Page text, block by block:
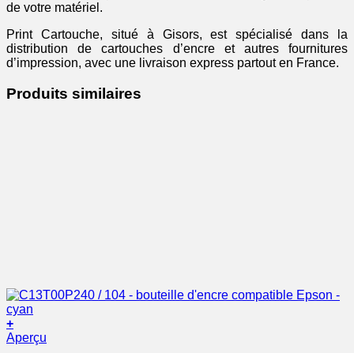
de votre matériel.
Print Cartouche, situé à Gisors, est spécialisé dans la
distribution de cartouches d’encre et autres fournitures
d’impression, avec une livraison express partout en France.
Produits similaires
+
Aperçu